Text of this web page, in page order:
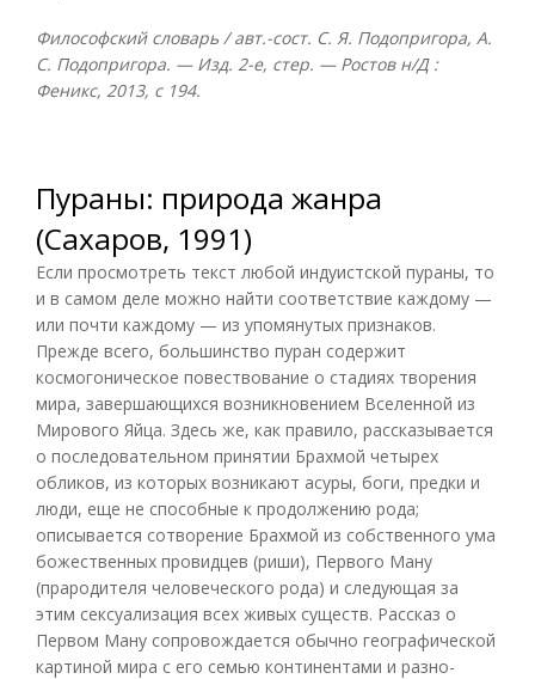
Философский словарь / авт.-сост. С. Я. Подопригора, А.
С. Подопригора. — Изд. 2-е, стер. — Ростов н/Д :
Феникс, 2013, с 194.
Пураны: природа жанра
(Сахаров, 1991)
Если просмотреть текст любой индуистской пураны, то
и в самом деле можно найти соответствие каждому —
или почти каждому — из упомянутых признаков.
Прежде всего, большинство пуран содержит
космогоническое повествование о стадиях творения
мира, завершающихся возникновением Вселенной из
Мирового Яйца. Здесь же, как правило, рассказывается
о последовательном принятии Брахмой четырех
обликов, из которых возникают асуры, боги, предки и
люди, еще не способные к продолжению рода;
описывается сотворение Брахмой из собственного ума
божественных провидцев (риши), Первого Ману
(прародителя человеческого рода) и следующая за
этим сексуализация всех живых существ. Рассказ о
Первом Ману сопровождается обычно географической
картиной мира с его семью континентами и разно-